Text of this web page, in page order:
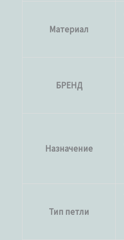
Материал
БРЕНД
Назначение
Тип петли